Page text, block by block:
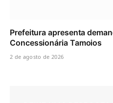
Prefeitura apresenta
Concessionária Tamoios
2 de agosto de 2026